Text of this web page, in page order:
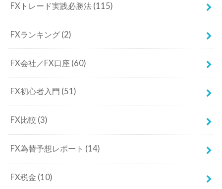
FXトレード実践必勝法 (115)
FXランキング (2)
FX会社／FX口座 (60)
FX初心者入門 (51)
FX比較 (3)
FX為替予想レポート (14)
FX税金 (10)